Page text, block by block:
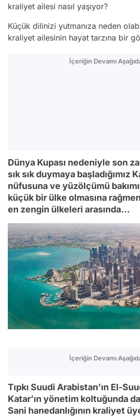
kraliyet ailesi nasıl yaşıyor?
Küçük dilinizi yutmanıza neden
kraliyet ailesinin hayat tarzına bir
İçeriğin Devamı
Dünya Kupası nedeniyle son
sık sık duymaya başladığımız
nüfusuna ve yüzölçümü
küçük bir ülke olmasına
en zengin ülkeleri arasında…
İçeriğin Devamı
Tıpkı Suudi Arabistan’ın El-
Katar’ın yönetim koltuğunda
Sani hanedanlığının kraliyet